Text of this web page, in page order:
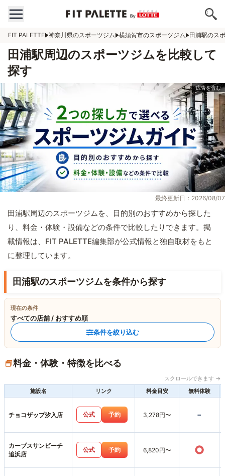
FIT PALETTE 神奈川県のスポーツジム 横須賀市のスポーツジム 田浦駅のス
田浦駅周辺のスポーツジムを比較して
探す
最終更新日：2026/08/07
田浦駅周辺のスポーツジムを、目的別のおすすめから探した
り、料金・体験・設備などの条件で比較したりできます。掲
載情報は、FIT PALETTE編集部が公式情報と独自取材をもと
に整理しています。
田浦駅のスポーツジムを条件から探す
現在の条件
すべての店舗 / おすすめ順
条件を絞り込む
料金・体験・特徴を比べる
スクロールできます →
施設名
リンク 料金目安 無料体験
チョコザップ汐入店 公式 予約 3,278円〜 -
カーブスサンビーチ
追浜店
公式 予約 6,820円〜 ○